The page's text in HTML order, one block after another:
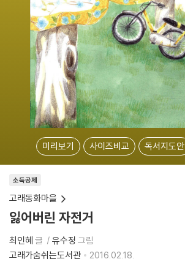
미리보기 사이즈비교 독서지도안
소득공제
고래동화마을
잃어버린 자전거
최인혜 글 유수정 그림
고래가숨쉬는도서관
2016.02.18.